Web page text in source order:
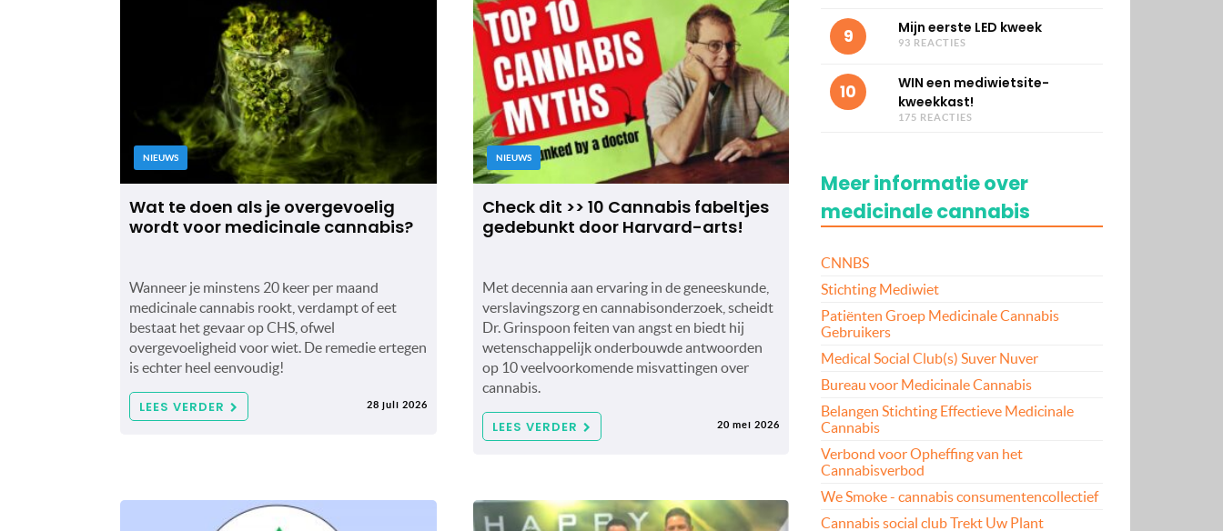
NIEUWS
Wat te doen als je overgevoelig
wordt voor medicinale cannabis?
Wanneer je minstens 20 keer per maand
medicinale cannabis rookt, verdampt of eet
bestaat het gevaar op CHS, ofwel
overgevoeligheid voor wiet. De remedie ertegen
is echter heel eenvoudig!
LEES VERDER 28 juli 2026
NIEUWS
Check dit >> 10 Cannabis fabeltjes
gedebunkt door Harvard-arts!
Met decennia aan ervaring in de geneeskunde,
verslavingszorg en cannabisonderzoek, scheidt
Dr. Grinspoon feiten van angst en biedt hij
wetenschappelijk onderbouwde antwoorden
op 10 veelvoorkomende misvattingen over
cannabis.
LEES VERDER 20 mei 2026
9 Mijn eerste LED kweek
93 REACTIES
10
WIN een mediwietsite-
kweekkast!
175 REACTIES
Meer informatie over
medicinale cannabis
CNNBS
Stichting Mediwiet
Patiënten Groep Medicinale Cannabis
Gebruikers
Medical Social Club(s) Suver Nuver
Bureau voor Medicinale Cannabis
Belangen Stichting Effectieve Medicinale
Cannabis
Verbond voor Opheffing van het
Cannabisverbod
We Smoke - cannabis consumentencollectief
Cannabis social club Trekt Uw Plant